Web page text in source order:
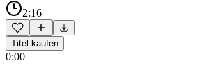
2:16
Titel kaufen
0:00